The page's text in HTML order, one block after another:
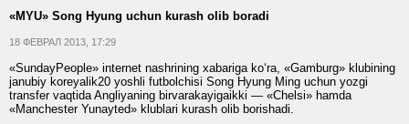
«MYU» Song Hyung uchun kurash olib boradi
18 ФЕВРАЛ 2013, 17:29
«SundayPeople» internet nashrining xabariga ko‘ra, «Gamburg» klubining
janubiy koreyalik20 yoshli futbolchisi Song Hyung Ming uchun yozgi
transfer vaqtida Angliyaning birvarakayigaikki — «Chelsi» hamda
«Manchester Yunayted» klublari kurash olib borishadi.